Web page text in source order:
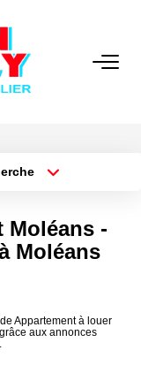
Moléans -
Moléans
Appartement à louer
aux annonces